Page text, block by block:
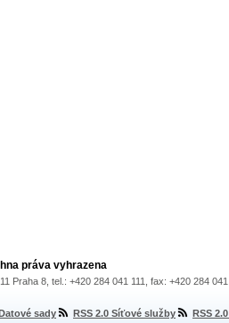
práva vyhrazena
Praha 8, tel.: +420 284 041 111, fax: +420 284
sady RSS 2.0 Síťové služby RSS